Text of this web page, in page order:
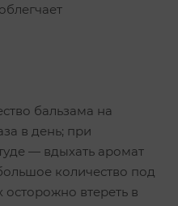
бальзама на
в день; при
— вдыхать аромат
количество под
втереть в